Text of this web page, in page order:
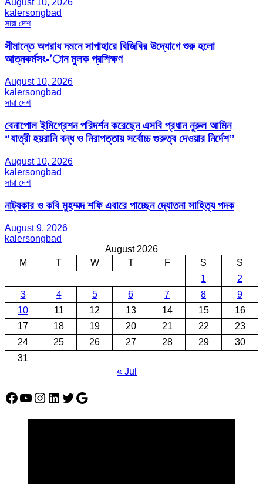
August 10, 2026
kalersongbad
সারা দেশ
সীমান্তে অপরাধ দমনে সাপাহারে বিজিবির উদ্যোগে শুরু হলো
আত্নকর্মসং-’ান মুলক প্রশিক্ষণ
August 10, 2026
kalersongbad
সারা দেশ
বেনাপোল ইমিগ্রেশন পরিদর্শন করেছেন এসবি প্রধান নুরুল আমিন
“যাত্রী হয়রানি বন্ধ ও নিরাপত্তায় সর্বোচ্চ গুরুত্ব দেওয়ার নির্দেশ”
August 10, 2026
kalersongbad
সারা দেশ
নাট্যকার ও কবি মুহম্মদ শফি এবারে পাচ্ছেন দ্যোতনা সাহিত্য পদক
August 9, 2026
kalersongbad
August 2026
M
T W T F S
S
1
2
3
4 5 6 7 8
9
10
11 12 13 14 15
16
17
18 19 20 21 22
23
24
25 26 27 28 29
30
31
« Jul
Facebook
YouTube
Instagram
LinkedIn
Twitter
Google